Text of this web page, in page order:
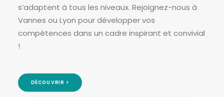
s’adaptent à tous les niveaux. Rejoignez-nous à
Vannes ou Lyon pour développer vos
compétences dans un cadre inspirant et convivial
!
DÉCOUVRIR >